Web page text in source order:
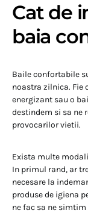
Cat de
baia
Baile confortabile
noastra zilnica. Fie
energizant sau o
destindem si sa ne
provocarilor vietii.
Exista multe
In primul rand, ar
necesare la
produse de igiena
ne fac sa ne